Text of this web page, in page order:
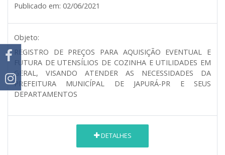
Publicado em: 02/06/2021
Objeto:
REGISTRO DE PREÇOS PARA AQUISIÇÃO EVENTUAL E
FUTURA DE UTENSÍLIOS DE COZINHA E UTILIDADES EM
GERAL, VISANDO ATENDER AS NECESSIDADES DA
PREFEITURA MUNICÍPAL DE JAPURÁ-PR E SEUS
DEPARTAMENTOS
DETALHES